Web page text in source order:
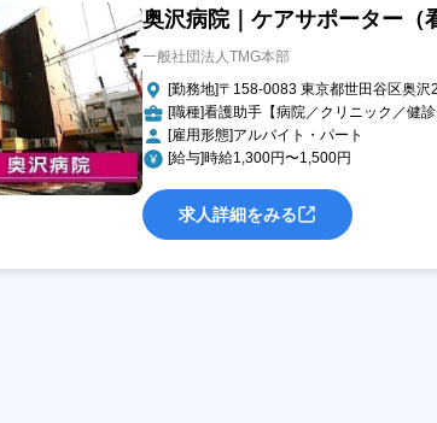
奥沢病院｜ケアサポーター（
一般社団法人TMG本部
[勤務地]〒158-0083 東京都世田谷区奥沢
[職種]看護助手【病院／クリニック／健診
[雇用形態]アルバイト・パート
[給与]時給1,300円〜1,500円
求人詳細をみる